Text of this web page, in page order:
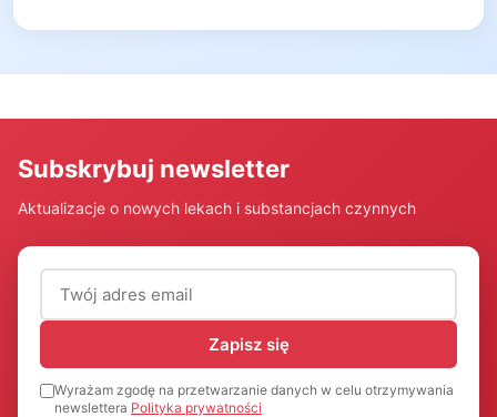
Subskrybuj newsletter
Aktualizacje o nowych lekach i substancjach czynnych
Adres email (wymagany)
Zapisz się
Wyrażam zgodę na przetwarzanie danych w celu otrzymywania
newslettera Polityka prywatności